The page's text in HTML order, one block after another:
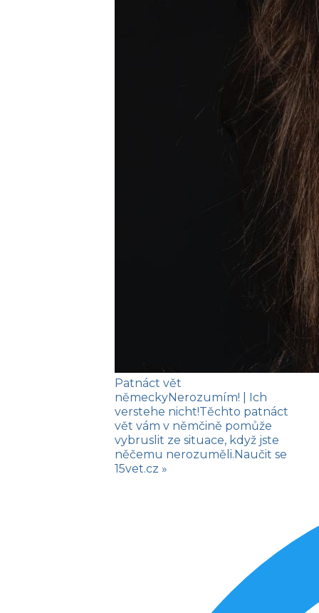
Patnáct vět
německyNerozumím!
| Ich
verstehe nicht!Těchto patnáct
vět vám v němčině pomůže
vybruslit ze situace, když jste
něčemu nerozuměli.Naučit se
15vet.cz »